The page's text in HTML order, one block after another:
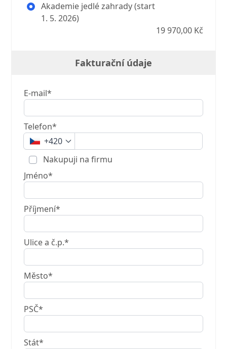
Akademie jedlé zahrady (start
1. 5. 2026)
19 970,00 Kč
Fakturační údaje
E-mail*
Telefon*
+420
Nakupuji na firmu
Jméno*
Příjmení*
Ulice a č.p.*
Město*
PSČ*
Stát*